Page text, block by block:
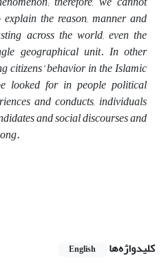
the reason, manner and
across the world, even the
geographical unit. In other
citizens’ behavior in the Islamic
looked for in people political
and conducts, individuals
and social discourses and
کلیدواژه‌ها English